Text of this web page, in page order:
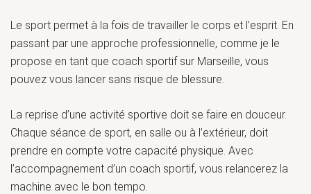
Le sport permet à la fois de travailler le corps et l’esprit. En
passant par une approche professionnelle, comme je le
propose en tant que coach sportif sur Marseille, vous
pouvez vous lancer sans risque de blessure.
La reprise d’une activité sportive doit se faire en douceur.
Chaque séance de sport, en salle ou à l’extérieur, doit
prendre en compte votre capacité physique. Avec
l’accompagnement d’un coach sportif, vous relancerez la
machine avec le bon tempo.